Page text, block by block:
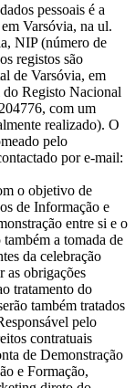
pessoais é a
Varsóvia, na ul.
NIP (número de
registos são
de Varsóvia, em
Registo Nacional
com um
realizado). O
pelo
por e-mail:
o objetivo de
de Informação e
entre si e o
a tomada de
da celebração
as obrigações
tratamento do
também tratados
pelo
contratuais
de Demonstração
e Formação,